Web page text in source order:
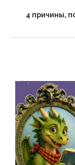
4 причины,